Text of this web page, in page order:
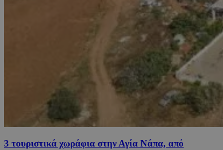
3 τουριστικά χωράφια στην Αγία Νάπα, από